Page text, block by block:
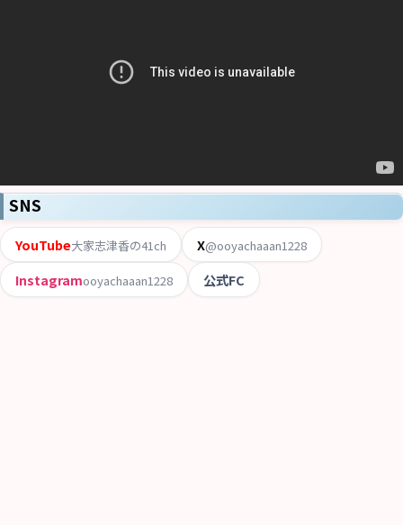
SNS
YouTube大家志津香の41ch X@ooyachaaan1228
Instagramooyachaaan1228 公式FC